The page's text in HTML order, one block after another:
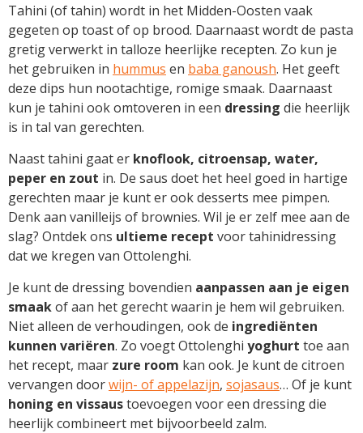
Tahini (of tahin) wordt in het Midden-Oosten vaak
gegeten op toast of op brood. Daarnaast wordt de pasta
gretig verwerkt in talloze heerlijke recepten. Zo kun je
het gebruiken in hummus en baba ganoush. Het geeft
deze dips hun nootachtige, romige smaak. Daarnaast
kun je tahini ook omtoveren in een dressing die heerlijk
is in tal van gerechten.
Naast tahini gaat er knoflook, citroensap, water,
peper en zout in. De saus doet het heel goed in hartige
gerechten maar je kunt er ook desserts mee pimpen.
Denk aan vanilleijs of brownies. Wil je er zelf mee aan de
slag? Ontdek ons ultieme recept voor tahinidressing
dat we kregen van Ottolenghi.
Je kunt de dressing bovendien aanpassen aan je eigen
smaakof aan het gerecht waarin je hem wil gebruiken.
Niet alleen de verhoudingen, ook de ingrediënten
kunnen variëren. Zo voegt Ottolenghi yoghurt toe aan
het recept, maar zure room kan ook. Je kunt de citroen
vervangen doorwijn- of appelazijn, sojasaus… Of je kunt
honing en vissaustoevoegen voor een dressing die
heerlijk combineert met bijvoorbeeld zalm.